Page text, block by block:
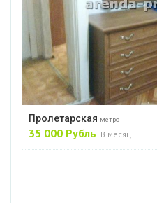
Пролетарская метро
35 000 Рубль В месяц